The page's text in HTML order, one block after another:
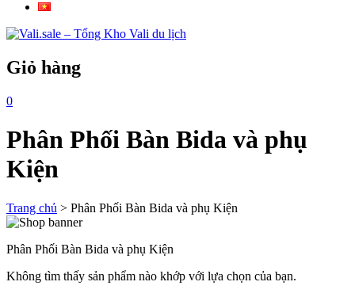
Giỏ hàng
0
Phân Phối Bàn Bida và phụ
Kiện
Trang chủ > Phân Phối Bàn Bida và phụ Kiện
Phân Phối Bàn Bida và phụ Kiện
Không tìm thấy sản phẩm nào khớp với lựa chọn của bạn.